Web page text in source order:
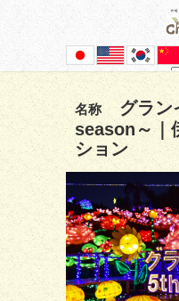
名称
グラン
season～｜
ション